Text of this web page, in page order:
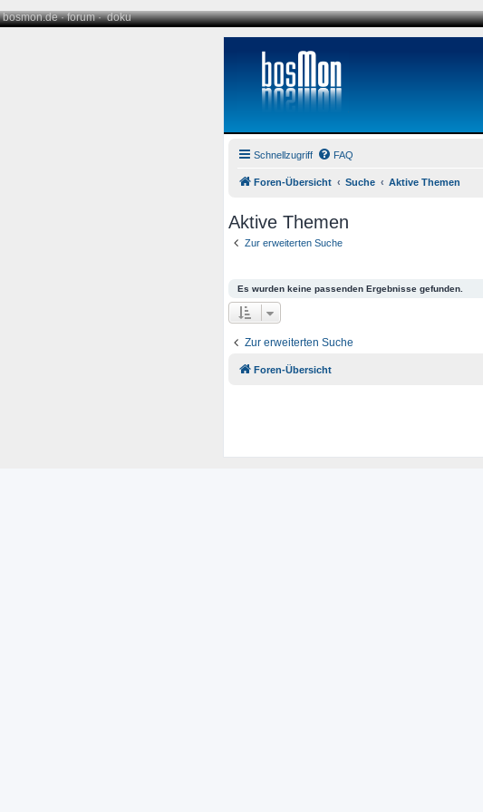
bosmon.de·forum·doku
Schnellzugriff FAQ
Foren-Übersicht Suche Aktive Themen
Aktive Themen
Zur erweiterten Suche
Es wurden keine passenden Ergebnisse gefunden.
Zur erweiterten Suche
Foren-Übersicht